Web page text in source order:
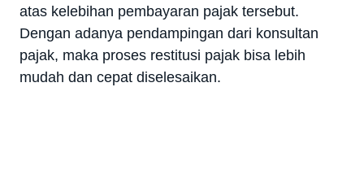
atas kelebihan pembayaran pajak tersebut.
Dengan adanya pendampingan dari konsultan
pajak, maka proses restitusi pajak bisa lebih
mudah dan cepat diselesaikan.